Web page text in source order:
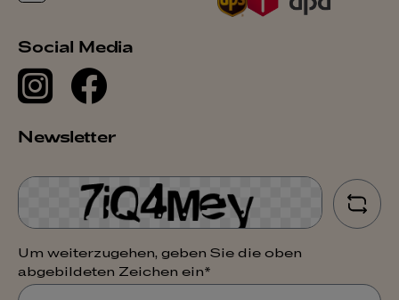
Social Media
Newsletter
Um weiterzugehen, geben Sie die oben
abgebildeten Zeichen ein*